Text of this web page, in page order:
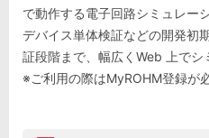
で動作する電子回路シミュレー
デバイス単体検証などの開発初
証段階まで、幅広くWeb 上でシ
※ご利用の際はMyROHM登録が